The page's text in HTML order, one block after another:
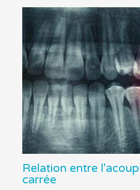
Relation entre
carrée